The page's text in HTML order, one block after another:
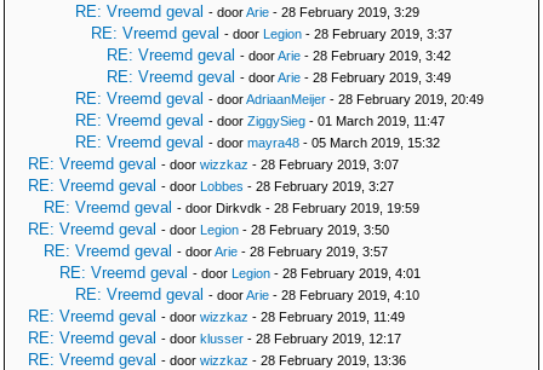
RE: Vreemd geval - doorArie - 28 February 2019, 3:29
RE: Vreemd geval - door Legion - 28 February 2019, 3:37
RE: Vreemd geval - doorArie - 28 February 2019, 3:42
RE: Vreemd geval - doorArie - 28 February 2019, 3:49
RE: Vreemd geval - doorAdriaanMeijer - 28 February 2019, 20:49
RE: Vreemd geval - door ZiggySieg - 01 March 2019, 11:47
RE: Vreemd geval - door mayra48 - 05 March 2019, 15:32
RE: Vreemd geval - door wizzkaz - 28 February 2019, 3:07
RE: Vreemd geval - door Lobbes - 28 February 2019, 3:27
RE: Vreemd geval - door Dirkvdk - 28 February 2019, 19:59
RE: Vreemd geval - door Legion - 28 February 2019, 3:50
RE: Vreemd geval - doorArie - 28 February 2019, 3:57
RE: Vreemd geval - door Legion - 28 February 2019, 4:01
RE: Vreemd geval - doorArie - 28 February 2019, 4:10
RE: Vreemd geval - door wizzkaz - 28 February 2019, 11:49
RE: Vreemd geval - door klusser - 28 February 2019, 12:17
RE: Vreemd geval - door wizzkaz - 28 February 2019, 13:36